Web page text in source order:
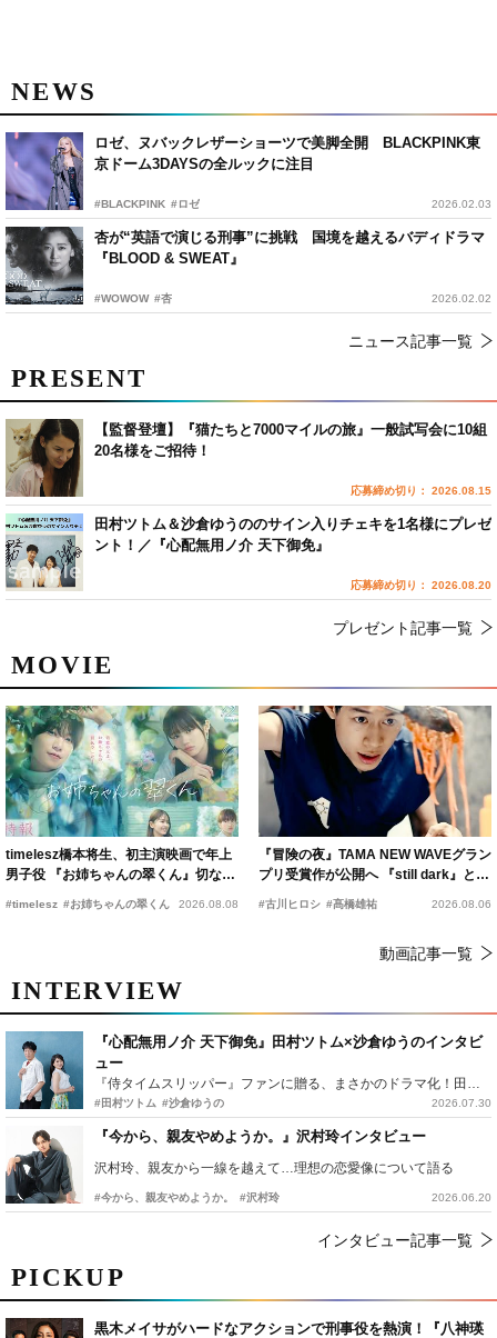
NEWS
ロゼ、ヌバックレザーショーツで美脚全開 BLACKPINK東
京ドーム3DAYSの全ルックに注目
#BLACKPINK #ロゼ 2026.02.03
杏が“英語で演じる刑事”に挑戦 国境を越えるバディドラマ
『BLOOD & SWEAT』
#WOWOW #杏 2026.02.02
ニュース記事一覧
PICKUP
黒木メイサがハードなアクションで刑事役を熱演！『八神瑛
MOVIE
timelesz橋本将生、初主演映画で年上
男子役 『お姉ちゃんの翠くん』切ない
#timelesz #お姉ちゃんの翠くん 2026.08.08
『冒険の夜』TAMA NEW WAVEグラン
プリ受賞作が公開へ 『still dark』と同
#古川ヒロシ #髙橋雄祐 2026.08.06
動画記事一覧
INTERVIEW
『心配無用ノ介 天下御免』田村ツトム×沙倉ゆうのインタビ
ュー
『侍タイムスリッパー』ファンに贈る、まさかのドラマ化！田村ツトム×沙倉ゆうのが語る『心配無用ノ介』撮影秘話
#田村ツトム #沙倉ゆうの 2026.07.30
『今から、親友やめようか。』沢村玲インタビュー
沢村玲、親友から一線を越えて…理想の恋愛像について語る
#今から、親友やめようか。 #沢村玲 2026.06.20
インタビュー記事一覧
PRESENT
【監督登壇】『猫たちと7000マイルの旅』一般試写会に10組
20名様をご招待！
応募締め切り： 2026.08.15
田村ツトム＆沙倉ゆうののサイン入りチェキを1名様にプレゼ
ント！／『心配無用ノ介 天下御免』
応募締め切り： 2026.08.20
プレゼント記事一覧